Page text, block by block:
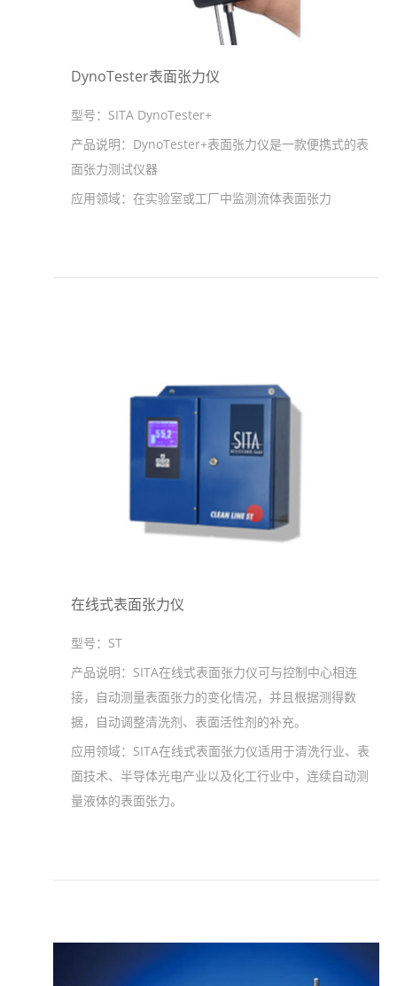
DynoTester表面张力仪
型号： SITA DynoTester+
产品说明： DynoTester+表面张力仪是一款便携式的表
面张力测试仪器
应用领域： 在实验室或工厂中监测流体表面张力
在线式表面张力仪
型号： ST
产品说明： SITA在线式表面张力仪可与控制中心相连
接，自动测量表面张力的变化情况，并且根据测得数
据，自动调整清洗剂、表面活性剂的补充。
应用领域： SITA在线式表面张力仪适用于清洗行业、表
面技术、半导体光电产业以及化工行业中，连续自动测
量液体的表面张力。